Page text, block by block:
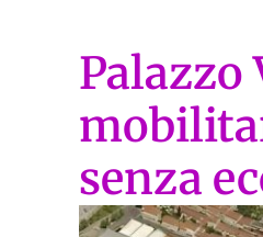
Palazzo
senza